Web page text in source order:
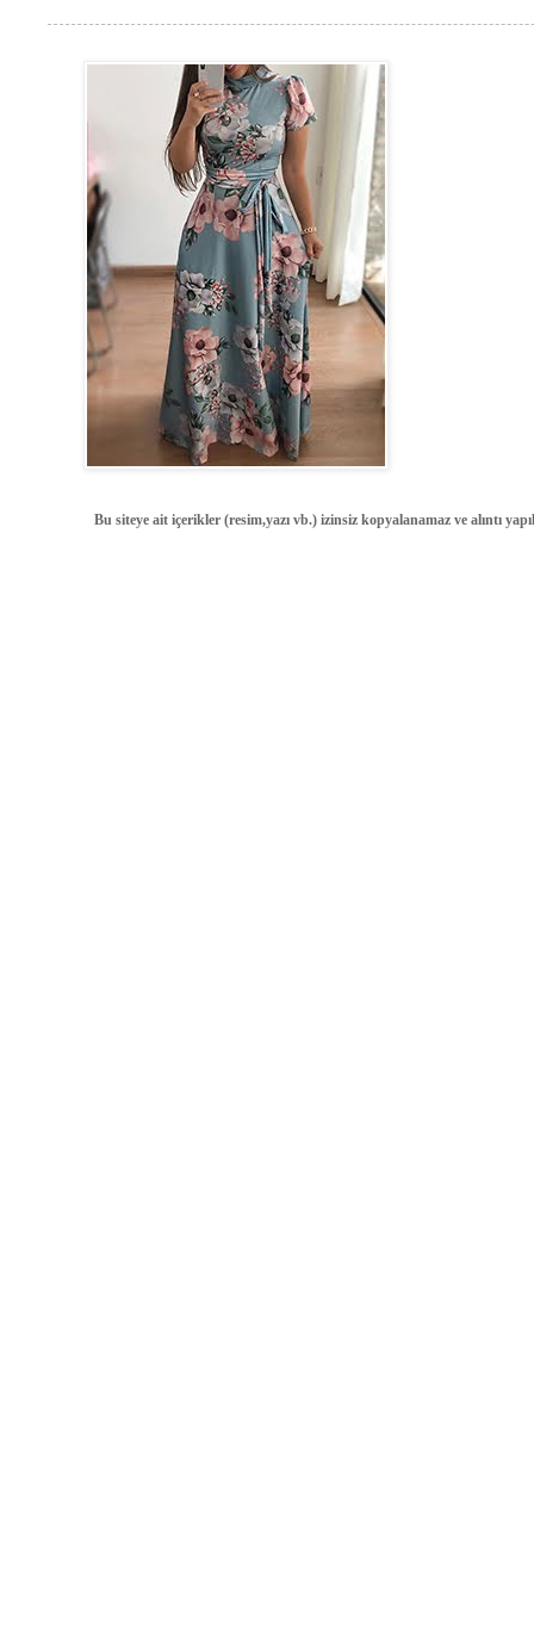
Bu siteye ait içerikler (resim,yazı vb.) izinsiz kopyalanamaz ve alıntı